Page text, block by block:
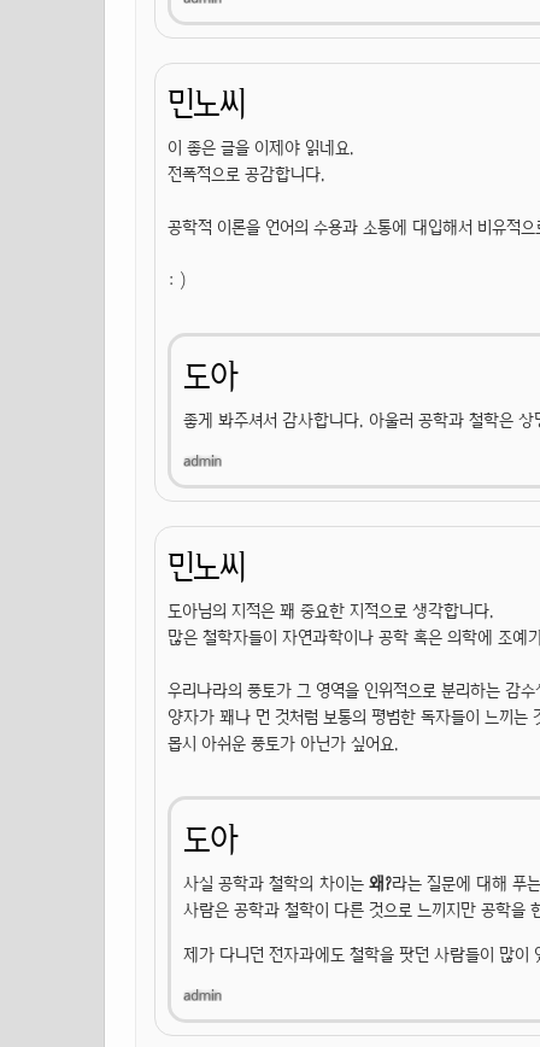
민노씨
이 좋은 글을 이제야 읽네요.
전폭적으로 공감합니다.
공학적 이론을 언어의 수용과 소통에 대입해서 비유적
: )
도아
좋게 봐주셔서 감사합니다. 아울러 공학과 철학은 상
민노씨
도아님의 지적은 꽤 중요한 지적으로 생각합니다.
많은 철학자들이 자연과학이나 공학 혹은 의학에 조예
우리나라의 풍토가 그 영역을 인위적으로 분리하는 감
양자가 꽤나 먼 것처럼 보통의 평범한 독자들이 느끼는
몹시 아쉬운 풍토가 아닌가 싶어요.
도아
사실 공학과 철학의 차이는 왜?라는 질문에 대해 푸
사람은 공학과 철학이 다른 것으로 느끼지만 공학을
제가 다니던 전자과에도 철학을 팟던 사람들이 많이